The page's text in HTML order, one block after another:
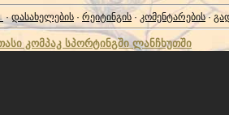
·დასახელების · რეიტინგის · კომენტარების·
კომპაკ სპორტინგში ლანჩხუთში